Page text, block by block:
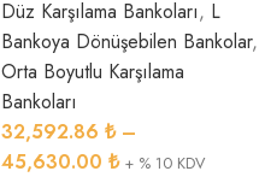
Düz Karşılama Bankoları, L
Bankoya Dönüşebilen Bankolar,
Orta Boyutlu Karşılama
Bankoları
32,592.86 ₺ –
45,630.00 ₺ + % 10 KDV